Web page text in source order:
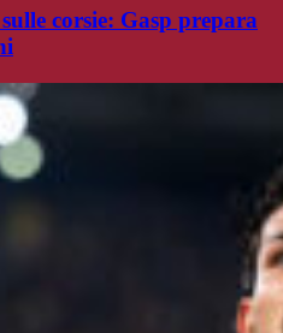
corsie: Gasp prepara